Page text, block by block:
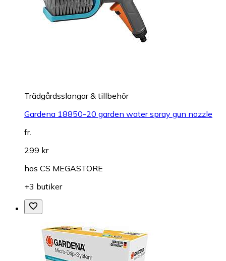
Trädgårdsslangar & tillbehör
Gardena 18850-20 garden water spray gun nozzle
fr.
299 kr
hos CS MEGASTORE
+3 butiker